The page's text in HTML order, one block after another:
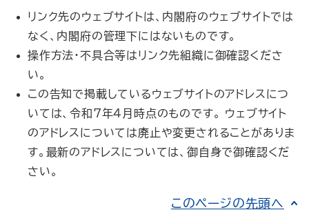
リンク先のウェブサイトは、内閣府のウェブサイトでは
なく、内閣府の管理下にはないものです。
操作方法・不具合等はリンク先組織に御確認くださ
い。
この告知で掲載しているウェブサイトのアドレスにつ
いては、令和7年4月時点のものです。 ウェブサイト
のアドレスについては廃止や変更されることがありま
す。最新のアドレスについては、御自身で御確認くだ
さい。
このページの先頭へ